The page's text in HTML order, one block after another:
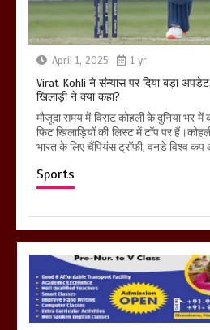
April 1, 2025 1 yr
Virat Kohli ने संन्यास पर दिया बड़ा
खिलाड़ी ने क्या कहा?
मौजूदा समय में विराट कोहली के दुनिया भर
फिट खिलाड़ियों की लिस्ट में टॉप पर
भारत के लिए चैंपियंस ट्रॉफी, वनडे विश्व
Sports